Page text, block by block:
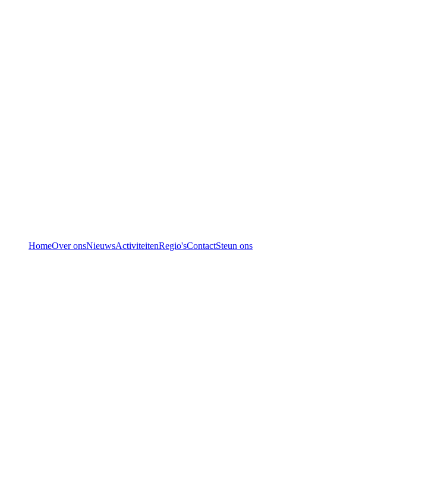
HomeOver onsNieuwsActiviteitenRegio'sContactSteun ons